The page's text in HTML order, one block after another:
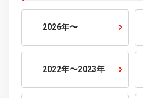
2500cc〜3000cc
年式から探す
2026年〜